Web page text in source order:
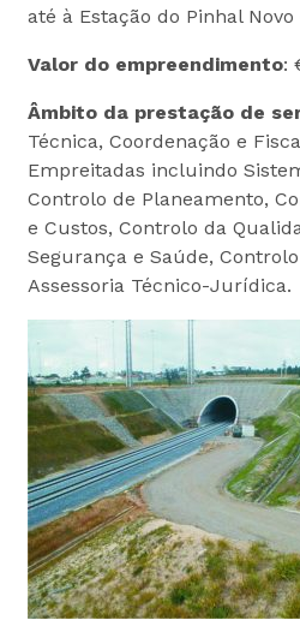
até à Estação do Pinhal Novo
Valor do empreendimento:
Âmbito da prestação de
Técnica, Coordenação e
Empreitadas incluindo
Controlo de Planeamento,
e Custos, Controlo da
Segurança e Saúde,
Assessoria Técnico-Jurídica.